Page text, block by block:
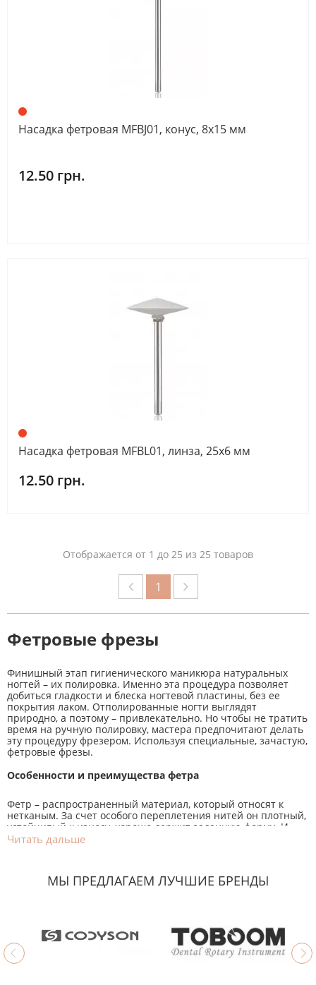
Насадка фетровая MFBJ01, конус, 8х15 мм
12.50 грн.
Насадка фетровая MFBL01, линза, 25х6 мм
12.50 грн.
Отображается от 1 до 25 из 25 товаров
1
Фетровые фрезы
Финишный этап гигиенического маникюра натуральных
ногтей – их полировка. Именно эта процедура позволяет
добиться гладкости и блеска ногтевой пластины, без ее
покрытия лаком. Отполированные ногти выглядят
природно, а поэтому – привлекательно. Но чтобы не тратить
время на ручную полировку, мастера предпочитают делать
эту процедуру фрезером. Используя специальные, зачастую,
фетровые фрезы.
Особенности и преимущества фетра
Фетр – распространенный материал, который относят к
нетканым. За счет особого переплетения нитей он плотный,
устойчивый к износу, хорошо держит заданную форму. И
при этом – мягкий. Как раз то, что нужно для работы с
натуральными ногтями.
закругленным концом – это наиболее удобная форма для
полировки ногтевой пластины.
бережную обработку даже тонких ногтей;
шлифовку нежной кожи вокруг ногтя;
придание блеска пластине;
Читать дальше
МЫ ПРЕДЛАГАЕМ ЛУЧШИЕ БРЕНДЫ